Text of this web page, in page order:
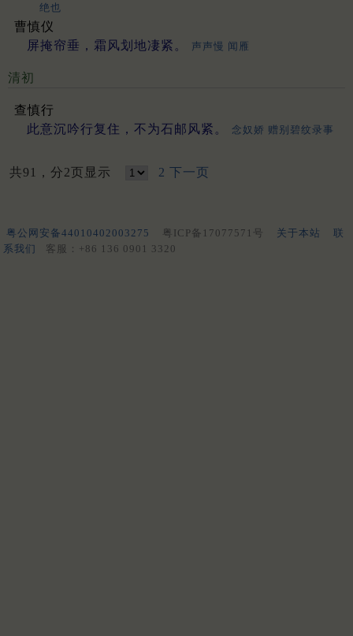
绝也
曹慎仪
屏掩帘垂，霜风划地凄紧。
声声慢 闻雁
清初
查慎行
此意沉吟行复住，不为石邮风紧。
念奴娇 赠别碧纹录事
共91，分2页显示 2 下一页
粤公网安备44010402003275 粤ICP备17077571号 关于本站
联
系我们
客服：+86 136 0901 3320